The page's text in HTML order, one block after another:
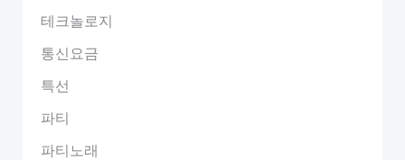
테크놀로지
통신요금
특선
파티
파티노래